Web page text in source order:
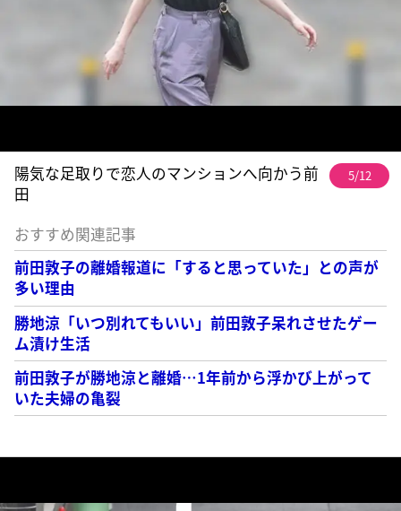
陽気な足取りで恋人のマンションへ向かう前
田
5/12
おすすめ関連記事
前田敦子の離婚報道に「すると思っていた」との声が
多い理由
勝地涼「いつ別れてもいい」前田敦子呆れさせたゲー
ム漬け生活
前田敦子が勝地涼と離婚…1年前から浮かび上がって
いた夫婦の亀裂